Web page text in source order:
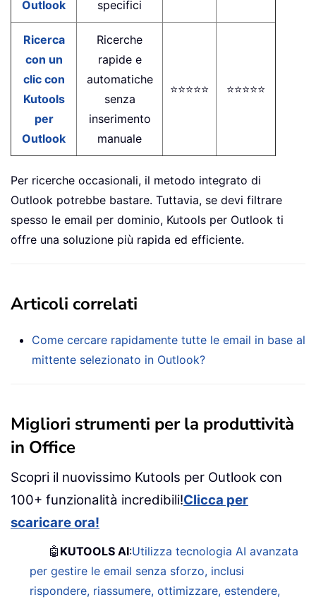
Outlook specifici
Ricerca
con un
clic con
Kutools
per
Outlook
Ricerche
rapide e
automatiche
senza
inserimento
manuale
⭐⭐⭐⭐⭐ ⭐⭐⭐⭐⭐
Per ricerche occasionali, il metodo integrato di
Outlook potrebbe bastare. Tuttavia, se devi filtrare
spesso le email per dominio, Kutools per Outlook ti
offre una soluzione più rapida ed efficiente.
Articoli correlati
Come cercare rapidamente tutte le email in base al
mittente selezionato in Outlook?
Migliori strumenti per la produttività
in Office
Scopri il nuovissimo Kutools per Outlook con
100+ funzionalità incredibili!Clicca per
scaricare ora!
🤖 KUTOOLS AI:Utilizza tecnologia AI avanzata
per gestire le email senza sforzo, inclusi
rispondere, riassumere, ottimizzare, estendere,